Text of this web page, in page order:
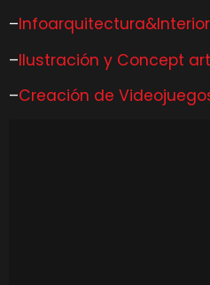
–
–Ilustración y Concept
–Creación de